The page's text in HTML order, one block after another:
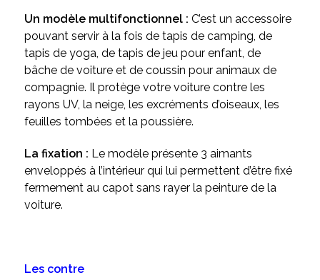
Un modèle multifonctionnel : C’est un accessoire
pouvant servir à la fois de tapis de camping, de
tapis de yoga, de tapis de jeu pour enfant, de
bâche de voiture et de coussin pour animaux de
compagnie. Il protège votre voiture contre les
rayons UV, la neige, les excréments d’oiseaux, les
feuilles tombées et la poussière.
La fixation : Le modèle présente 3 aimants
enveloppés à l’intérieur qui lui permettent d’être fixé
fermement au capot sans rayer la peinture de la
voiture.
Les contre